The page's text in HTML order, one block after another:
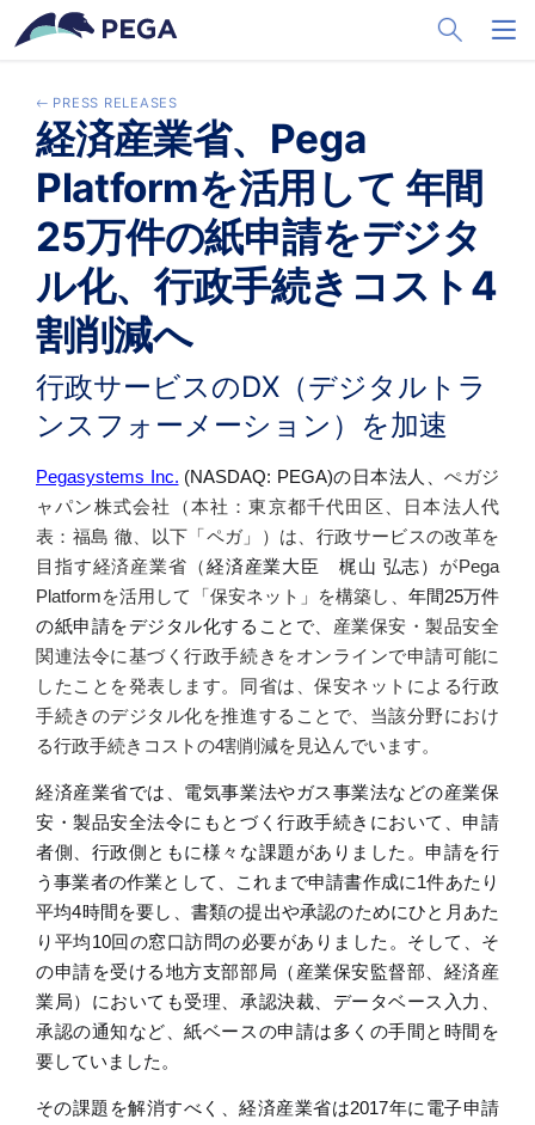
メインコンテンツに飛ぶ
Toggle
PRESS RELEASES
経済産業省、Pega
Platformを活用して 年間
25万件の紙申請をデジタ
ル化、行政手続きコスト4
割削減へ
行政サービスのDX（デジタルトラ
ンスフォーメーション）を加速
Pegasystems Inc. (NASDAQ: PEGA)の日本法人、 ぺガジ
ャパン株式会社（本社：東京都千代田区、日本法人代
表：福島 徹、以下「ペガ」）は、行政サービスの改革を
目指す経済産業省（経済産業大臣 梶山 弘志） がPega
Platformを活用して「保安ネット」を構築し、 年間25万件
の紙申請をデジタル化することで、 産業保安・製品安全
関連法令に基づく行政手続きをオンラインで申請可能に
したことを発表します。同省は、保安ネットによる行政
手続きのデジタル化を推進することで、 当該分野におけ
る行政手続きコストの4割削減を見込んでいます。
経済産業省では、電気事業法やガス事業法などの産業保
安・製品安全法令にもとづく行政手続きにおいて、 申請
者側、行政側ともに様々 な課題がありました。申請を行
う事業者の作業として、これまで申請書作成に1件あたり
平均4時間を要し、書類の提出や承認のためにひと月あた
り平均10回の窓口訪問の必要がありました。そして、そ
の申請を受ける地方支部部局（産業保安監督部、 経済産
業局）においても受理、承認決裁、データベース入力、
承認の通知など、紙ベースの申請は多くの手間と時間を
要していました。
その課題を解消すべく、経済産業省は2017年に電子申請